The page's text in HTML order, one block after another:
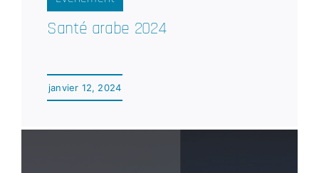
Santé arabe 2024
janvier 12, 2024